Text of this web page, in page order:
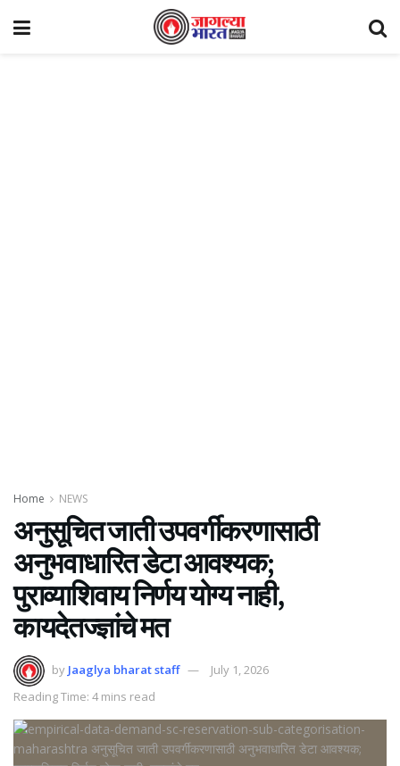
Home NEWS
अनुसूचित जाती उपवर्गीकरणासाठी
अनुभवाधारित डेटा आवश्यक;
पुराव्याशिवाय निर्णय योग्य नाही,
कायदेतज्ज्ञांचे मत
by Jaaglya bharat staff
July 1, 2026
Reading Time: 4 mins read